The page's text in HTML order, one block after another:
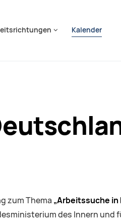
Kalender
zum Thema „Arbeitssuche in
des Innern